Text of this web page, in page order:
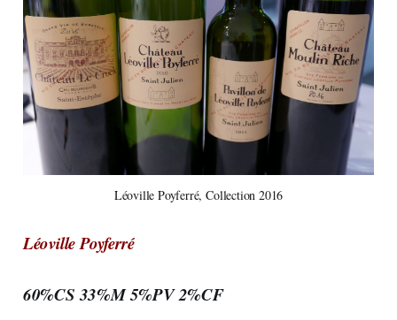
Léoville Poyferré, Collection 2016
Léoville Poyferré
60%CS 33%M 5%PV 2%CF